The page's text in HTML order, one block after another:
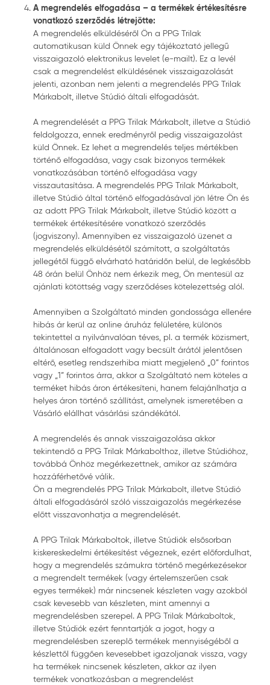
A megrendelés elfogadása – a termékek értékesítésre
vonatkozó szerződés létrejötte:
A megrendelés elküldéséről Ön a PPG Trilak
automatikusan küld Önnek egy tájékoztató jellegű
visszaigazoló elektronikus levelet (e-mailt). Ez a levél
csak a megrendelést elküldésének visszaigazolását
jelenti, azonban nem jelenti a megrendelés PPG Trilak
Márkabolt, illetve Stúdió általi elfogadását.
A megrendelését a PPG Trilak Márkabolt, illetve a Stúdió
feldolgozza, ennek eredményről pedig visszaigazolást
küld Önnek. Ez lehet a megrendelés teljes mértékben
történő elfogadása, vagy csak bizonyos termékek
vonatkozásában történő elfogadása vagy
visszautasítása. A megrendelés PPG Trilak Márkabolt,
illetve Stúdió által történő elfogadásával jön létre Ön és
az adott PPG Trilak Márkabolt, illetve Stúdió között a
termékek értékesítésére vonatkozó szerződés
(jogviszony). Amennyiben ez visszaigazoló üzenet a
megrendelés elküldésétől számított, a szolgáltatás
jellegétől függő elvárható határidőn belül, de legkésőbb
48 órán belül Önhöz nem érkezik meg, Ön mentesül az
ajánlati kötöttség vagy szerződéses kötelezettség alól.
Amennyiben a Szolgáltató minden gondossága ellenére
hibás ár kerül az online áruház felületére, különös
tekintettel a nyilvánvalóan téves, pl. a termék közismert,
általánosan elfogadott vagy becsült árától jelentősen
eltérő, esetleg rendszerhiba miatt megjelenő „0” forintos
vagy „1” forintos árra, akkor a Szolgáltató nem köteles a
terméket hibás áron értékesíteni, hanem felajánlhatja a
helyes áron történő szállítást, amelynek ismeretében a
Vásárló elállhat vásárlási szándékától.
A megrendelés és annak visszaigazolása akkor
tekintendő a PPG Trilak Márkabolthoz, illetve Stúdióhoz,
továbbá Önhöz megérkezettnek, amikor az számára
hozzáférhetővé válik.
Ön a megrendelés PPG Trilak Márkabolt, illetve Stúdió
általi elfogadásáról szóló visszaigazolás megérkezése
előtt visszavonhatja a megrendelését.
A PPG Trilak Márkaboltok, illetve Stúdiók elsősorban
kiskereskedelmi értékesítést végeznek, ezért előfordulhat,
hogy a megrendelés számukra történő megérkezésekor
a megrendelt termékek (vagy értelemszerűen csak
egyes termékek) már nincsenek készleten vagy azokból
csak kevesebb van készleten, mint amennyi a
megrendelésben szerepel. A PPG Trilak Márkaboltok,
illetve Stúdiók ezért fenntartják a jogot, hogy a
megrendelésben szereplő termékek mennyiségéből a
készlettől függően kevesebbet igazoljanak vissza, vagy
ha termékek nincsenek készleten, akkor az ilyen
termékek vonatkozásban a megrendelést